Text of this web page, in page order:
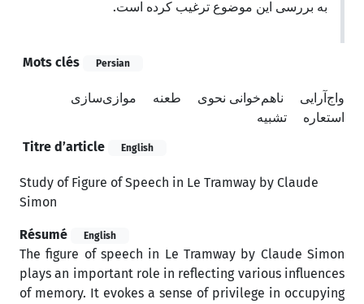
به بررسی این موضوع ترغیب کرده است.
Mots clés Persian
واج‌آرایی ناهم‌خوانی نحوی طعنه
موازی‌سازی
استعاره
تشبیه
Titre d’article
English
Study of Figure of Speech in Le Tramway by Claude
Simon
Résumé English
The figure of speech in Le Tramway by Claude Simon
plays an important role in reflecting various influences
of memory. It evokes a sense of privilege in occupying